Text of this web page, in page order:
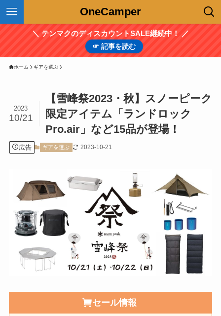
OneCamper
＼ テンマクのディスカウントSALE継続中！ ／
☞ 記事を読む
ホーム ギアを選ぶ
【雪峰祭2023・秋】スノーピーク
限定アイテム「ランドロック
Pro.air」など15品が登場！
2023
10/21
広告 ギアを選ぶ 2023-10-21
セール情報